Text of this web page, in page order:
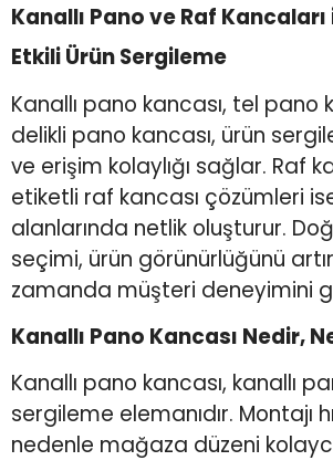
Kanallı Pano ve Raf
Etkili Ürün Sergileme
Kanallı pano kancası, tel pano
delikli pano kancası, ürün
ve erişim kolaylığı sağlar. Raf
etiketli raf kancası çözümleri
alanlarında netlik oluşturur.
seçimi, ürün görünürlüğünü
zamanda müşteri deneyimini
Kanallı Pano Kancası Nedir,
Kanallı pano kancası, kanallı
sergileme elemanıdır. Montajı
nedenle mağaza düzeni